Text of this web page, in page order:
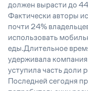
должен вырасти до
Фактически авторы
почти 24%
использовать
еды.Длительное
удерживала
уступила часть доли
Последней сегодня